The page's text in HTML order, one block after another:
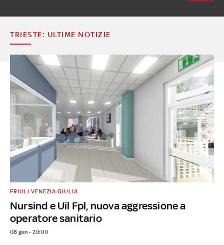
TRIESTE: ULTIME NOTIZIE
Nursind e Uil Fpl, nuova aggressione a
operatore sanitario
FRIULI VENEZIA GIULIA
08 gen - 20:00